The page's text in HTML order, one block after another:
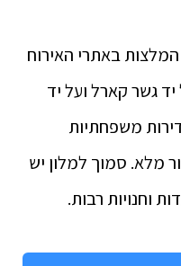
באתרי האירוח
גשר קארל ועל יד
משפחתיות
מלא. סמוך למלון יש
וחנויות רבות.